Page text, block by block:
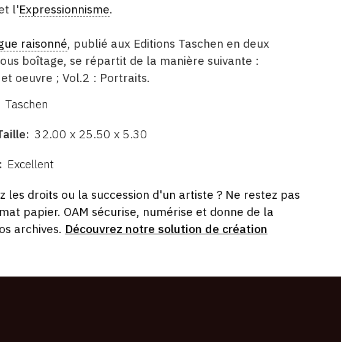
l'Expressionnisme.
raisonné, publié aux Editions Taschen en deux
boîtage, se répartit de la manière suivante :
oeuvre ; Vol.2 : Portraits.
Taschen
32.00 x 25.50 x 5.30
Excellent
les droits ou la succession d'un artiste ? Ne restez pas
papier. OAM sécurise, numérise et donne de la
archives. Découvrez notre solution de création